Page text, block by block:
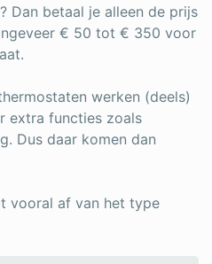
Dan betaal je alleen de prijs
€ 50 tot € 350 voor
werken (deels)
extra functies zoals
Dus daar komen dan
vooral af van het type